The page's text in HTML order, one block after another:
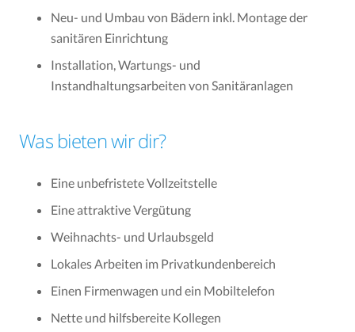
Neu- und Umbau von Bädern inkl. Montage der
sanitären Einrichtung
Installation, Wartungs- und
Instandhaltungsarbeiten von Sanitäranlagen
Was bieten wir dir?
Eine unbefristete Vollzeitstelle
Eine attraktive Vergütung
Weihnachts- und Urlaubsgeld
Lokales Arbeiten im Privatkundenbereich
Einen Firmenwagen und ein Mobiltelefon
Nette und hilfsbereite Kollegen